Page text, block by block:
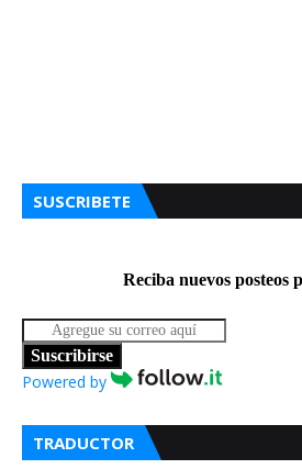
SUSCRIBETE
Reciba nuevos posteos
Suscribirse
Powered by
TRADUCTOR